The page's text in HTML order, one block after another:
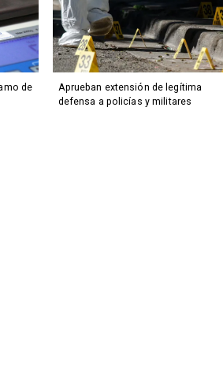
de
Aprueban extensión de legítima
defensa a policías y militares